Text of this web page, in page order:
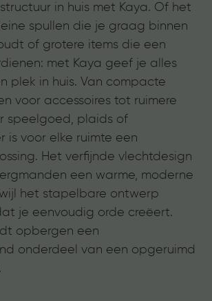
in huis met Kaya. Of het
spullen die je graag binnen
of grotere items die een
met Kaya geef je alles
plek in huis. Van compacte
voor accessoires tot ruimere
speelgoed, plaids of
is voor elke ruimte een
Het verfijnde vlechtdesign
een warme, moderne
het stapelbare ontwerp
je eenvoudig orde creëert.
opbergen een
onderdeel van een opgeruimd